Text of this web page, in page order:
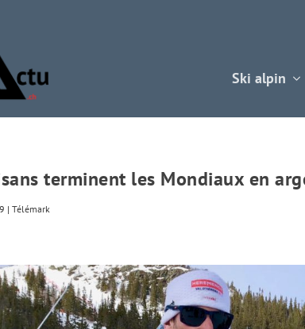
Ski alpin
terminent les Mondiaux en
|Télémark